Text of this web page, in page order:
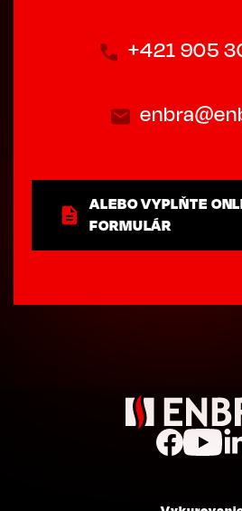
+421 905
ALEBO VYPLŇTE
FORMULÁR